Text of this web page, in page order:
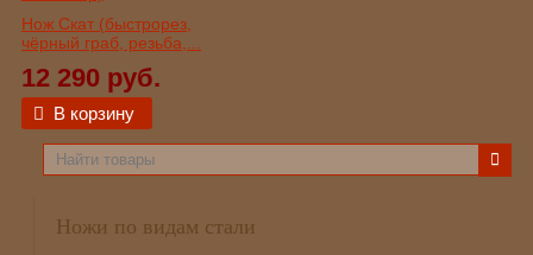
Нож Скат (быстрорез,
чёрный граб, резьба,...
12 290 руб.
В корзину
Ножи по видам стали